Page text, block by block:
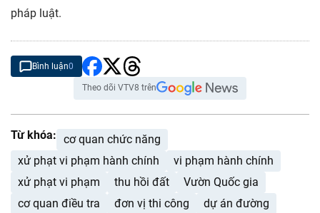
pháp luật.
Bình luận0
Theo dõi VTV8 trên
Từ khóa: cơ quan chức năng
xử phạt vi phạm hành chính
vi phạm hành chính
xử phạt vi phạm
thu hồi đất
Vườn Quốc gia
cơ quan điều tra
đơn vị thi công
dự án đường